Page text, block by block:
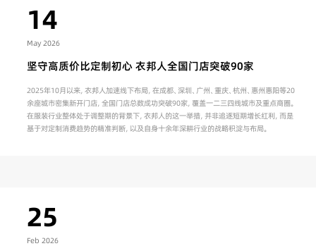
14
May 2026
坚守高质价比定制初心 衣邦人全国门店突破90家
2025年10月以来，衣邦人加速线下布局，在成都、深圳、广州、重庆、杭州、惠州惠阳等20
余座城市密集新开门店，全国门店总数成功突破90家，覆盖一二三四线城市及重点商圈。
在服装行业整体处于调整期的背景下，衣邦人的这一举措，并非追逐短期增长红利，而是
基于对定制消费趋势的精准判断，以及自身十余年深耕行业的战略积淀与布局。
25
Feb 2026